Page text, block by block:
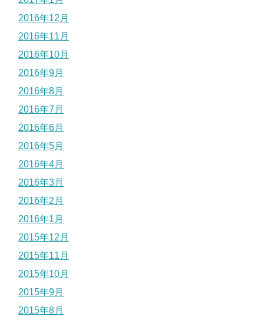
2016年12月
2016年11月
2016年10月
2016年9月
2016年8月
2016年7月
2016年6月
2016年5月
2016年4月
2016年3月
2016年2月
2016年1月
2015年12月
2015年11月
2015年10月
2015年9月
2015年8月